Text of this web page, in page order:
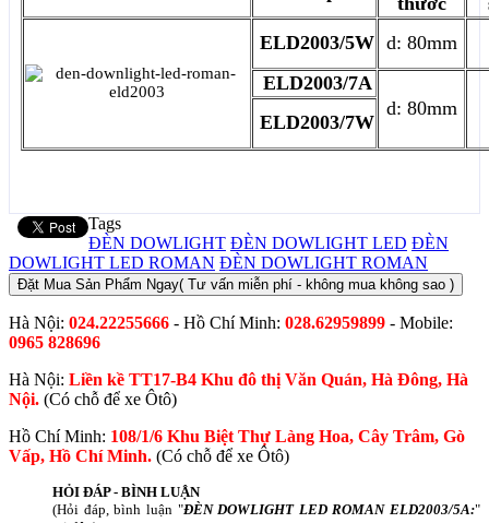
ELD2003/5W d: 80mm
ELD2003/7A
d: 80mm
ELD2003/7W
Tags
ĐÈN DOWLIGHT ĐÈN DOWLIGHT LED ĐÈN
DOWLIGHT LED ROMAN ĐÈN DOWLIGHT ROMAN
Đặt Mua Sản Phẩm Ngay( Tư vấn miễn phí - không mua không sao )
Hà Nội: 024.22255666 - Hồ Chí Minh: 028.62959899 - Mobile:
0965 828696
Hà Nội: Liền kề TT17-B4 Khu đô thị Văn Quán, Hà Đông, Hà
Nội. (Có chỗ để xe Ôtô)
Hồ Chí Minh: 108/1/6 Khu Biệt Thự Làng Hoa, Cây Trâm, Gò
Vấp, Hồ Chí Minh. (Có chỗ để xe Ôtô)
HỎI ĐÁP - BÌNH LUẬN
(Hỏi đáp, bình luận "ĐÈN DOWLIGHT LED ROMAN ELD2003/5A:"